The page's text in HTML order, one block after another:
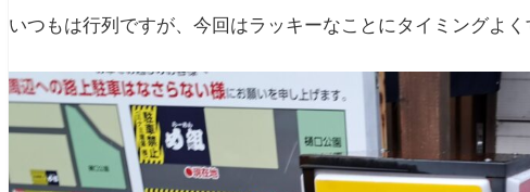
いつもは行列ですが、今回はラッキーなことにタイミングよ